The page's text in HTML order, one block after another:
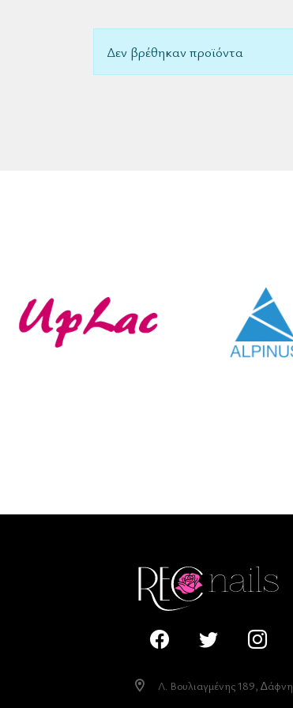
Δεν βρέθηκαν προϊόντα
Λ. Βουλιαγµένης 189, ∆άφνη